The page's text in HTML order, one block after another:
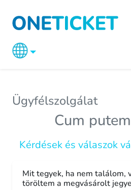
Ügyfélszolgálat
Cum
Kérdések és válaszok
Mit tegyek, ha nem találom,
töröltem a megvásárolt